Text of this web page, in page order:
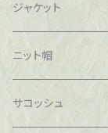
ジャケット
ニット帽
サコッシュ